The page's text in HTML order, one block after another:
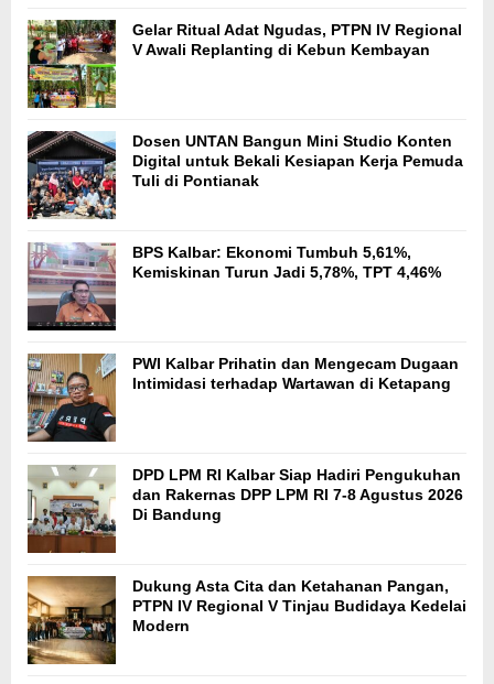
Gelar Ritual Adat Ngudas, PTPN IV Regional
V Awali Replanting di Kebun Kembayan
Dosen UNTAN Bangun Mini Studio Konten
Digital untuk Bekali Kesiapan Kerja Pemuda
Tuli di Pontianak
BPS Kalbar: Ekonomi Tumbuh 5,61%,
Kemiskinan Turun Jadi 5,78%, TPT 4,46%
PWI Kalbar Prihatin dan Mengecam Dugaan
Intimidasi terhadap Wartawan di Ketapang
DPD LPM RI Kalbar Siap Hadiri Pengukuhan
dan Rakernas DPP LPM RI 7-8 Agustus 2026
Di Bandung
Dukung Asta Cita dan Ketahanan Pangan,
PTPN IV Regional V Tinjau Budidaya Kedelai
Modern